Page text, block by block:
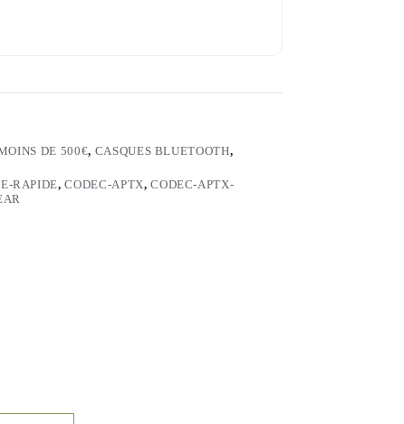
DE 500€, CASQUES BLUETOOTH,
RAPIDE,CODEC-APTX,CODEC-APTX-